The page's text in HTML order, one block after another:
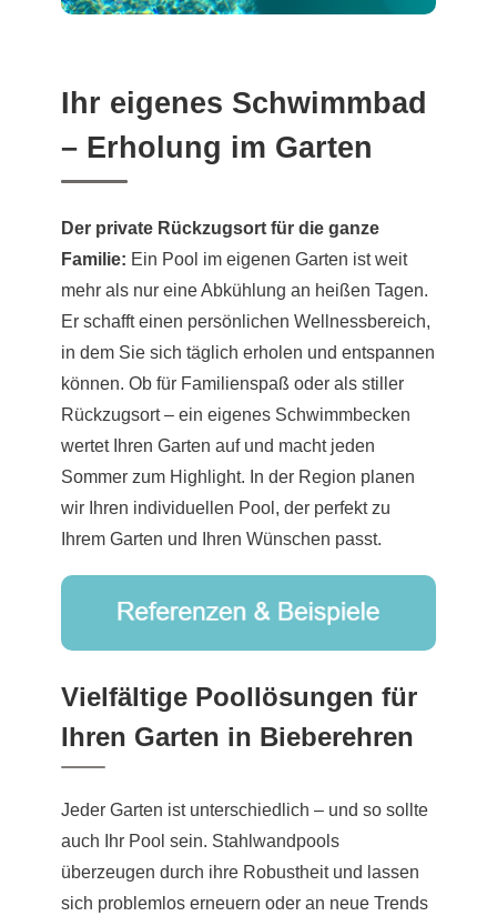
Ihr eigenes Schwimmbad
– Erholung im Garten
Der private Rückzugsort für die ganze
Familie: Ein Pool im eigenen Garten ist weit
mehr als nur eine Abkühlung an heißen Tagen.
Er schafft einen persönlichen Wellnessbereich,
in dem Sie sich täglich erholen und entspannen
können. Ob für Familienspaß oder als stiller
Rückzugsort – ein eigenes Schwimmbecken
wertet Ihren Garten auf und macht jeden
Sommer zum Highlight. In der Region planen
wir Ihren individuellen Pool, der perfekt zu
Ihrem Garten und Ihren Wünschen passt.
Vielfältige Poollösungen für
Ihren Garten in Bieberehren
Jeder Garten ist unterschiedlich – und so sollte
auch Ihr Pool sein. Stahlwandpools
überzeugen durch ihre Robustheit und lassen
sich problemlos erneuern oder an neue Trends